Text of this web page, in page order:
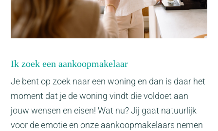
Ik zoek een aankoopmakelaar
Je bent op zoek naar een woning en dan is daar het
moment dat je de woning vindt die voldoet aan
jouw wensen en eisen! Wat nu? Jij gaat natuurlijk
voor de emotie en onze aankoopmakelaars nemen